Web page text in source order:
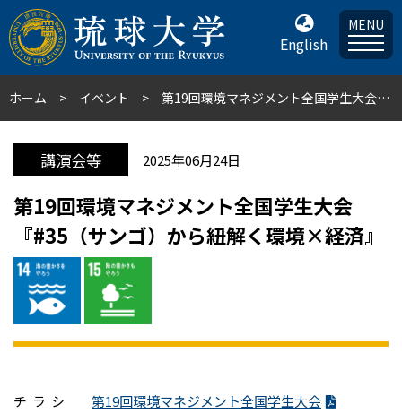
English
MENU
ホーム イベント 第19回環境マネジメント全国学生大会『#35（サンゴ）から紐解く環境×経済』
講演会等 2025年06月24日
第19回環境マネジメント全国学生大会
『#35（サンゴ）から紐解く環境×経済』
チ ラ シ 第19回環境マネジメント全国学生大会